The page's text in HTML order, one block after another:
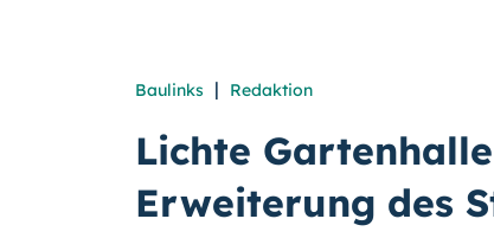
Baulinks | Redaktion
Lichte
Erweiterung des